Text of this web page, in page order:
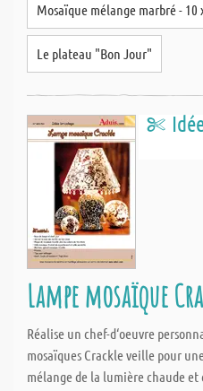
Mosaïque mélange marbré - 10
Le plateau "Bon Jour"
Lampe mosaïque
Réalise un chef-d‘oeuvre
mosaïques Crackle veille pour
mélange de la lumière chaude et